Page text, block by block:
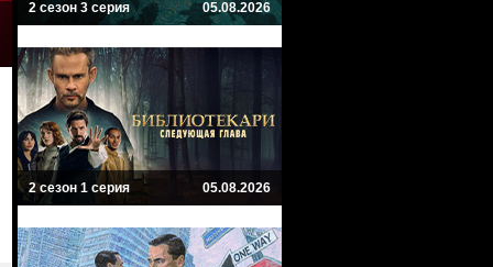
2 сезон 3 серия 05.08.2026
2 сезон 1 серия 05.08.2026